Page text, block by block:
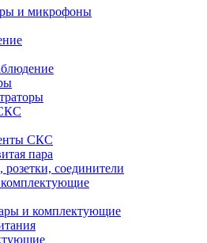
и микрофоны
СКС
пара
розетки, соединители
и комплектующие